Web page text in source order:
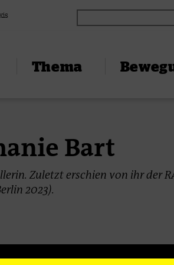
Thema
Bart
Zuletzt erschien von ihr der
2023).